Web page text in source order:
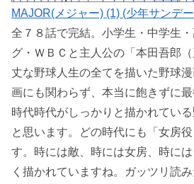
MAJOR(メジャー) (1) (少年サンデ
全７８話で完結。小学生・中学生
グ・ＷＢＣと主人公の「本田吾郎
丈な野球人生の全てを描いた野球
画にも関わらず、本当に飽きずに
時代時代がしっかりと描かれてい
と思います。どの時代にも「女房
す。時には敵、時には女房、時に
く描かれていますね。ガッツリ読